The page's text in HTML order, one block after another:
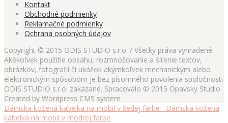
Kontakt
Obchodné podmienky
Reklamačné podmienky
Ochrana osobných údajov
Copyright © 2015 ODIS STUDIO s.r.o. / Všetky práva vyhradené.
Akékoľvek použitie obsahu, rozmnožovanie a šírenie textov,
obrázkov, fotografií či ukážok akýmkoľvek mechanickým alebo
elektronickým spôsobom je bez písomného povolenia spoločnosti
ODIS STUDIO s.r.o. zakázané. Spracovalo © 2015 Opavsky Studio
Created by Wordpress CMS system
Dámska kožená kabelka na mobil v šedej farbe
Dámska kožená
kabelka na mobil v modrej farbe